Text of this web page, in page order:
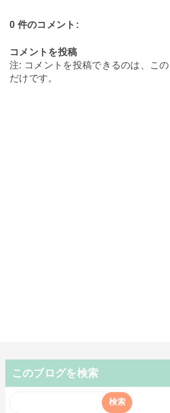
0 件のコメント:
コメントを投稿
注: コメントを投稿できるのは、こ
だけです。
このブログを検索